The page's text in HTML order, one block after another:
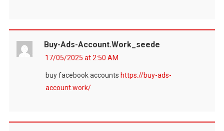
Buy-Ads-Account.work_seede
17/05/2025 at 2:50 AM
buy facebook accounts https://buy-ads-
account.work/